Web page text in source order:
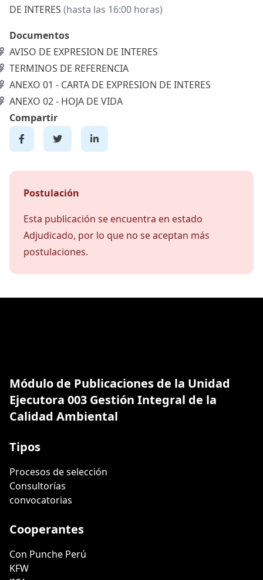
DE INTERES (hasta las 16:00 horas)
Documentos
AVISO DE EXPRESION DE INTERES
TERMINOS DE REFERENCIA
ANEXO 01 - CARTA DE EXPRESION DE INTERES
ANEXO 02 - HOJA DE VIDA
Compartir
Postulación
Esta publicación se encuentra en estado
Adjudicado, por lo que no se aceptan más
postulaciones.
Módulo de Publicaciones de la Unidad
Ejecutora 003 Gestión Integral de la
Calidad Ambiental
Tipos
Procesos de selección
Consultorías
convocatorias
Cooperantes
Con Punche Perú
KFW